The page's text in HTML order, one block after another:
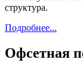
структура.
Подробнее...
Офсетная